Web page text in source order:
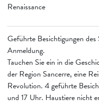
Geführte Besichtigungen
Anmeldung.
Tauchen Sie ein in die
der Region Sancerre, eine
Revolution. 4 geführte
und 17 Uhr. Haustiere nicht
Renaissance